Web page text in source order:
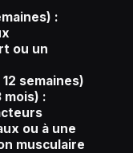
:
ou un
semaines)
mois) :
ou à une
musculaire